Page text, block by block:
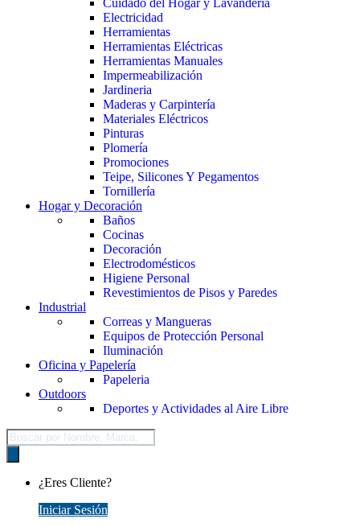
Cuidado del Hogar y Lavanderia
Electricidad
Herramientas
Herramientas Eléctricas
Herramientas Manuales
Impermeabilización
Jardineria
Maderas y Carpintería
Materiales Eléctricos
Pinturas
Plomería
Promociones
Teipe, Silicones Y Pegamentos
Tornillería
Hogar y Decoración
Baños
Cocinas
Decoración
Electrodomésticos
Higiene Personal
Revestimientos de Pisos y Paredes
Industrial
Correas y Mangueras
Equipos de Protección Personal
Iluminación
Oficina y Papelería
Papeleria
Outdoors
Deportes y Actividades al Aire Libre
Búsqueda
de
productos
¿Eres Cliente?
Iniciar Sesión